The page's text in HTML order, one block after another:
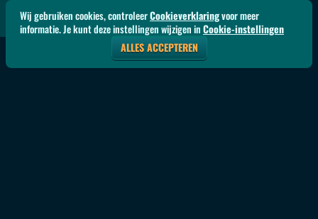
Wij gebruiken cookies, controleerCookieverklaringvoor meer
informatie. Je kunt deze instellingen wijzigen inCookie-instellingen
ALLES ACCEPTEREN